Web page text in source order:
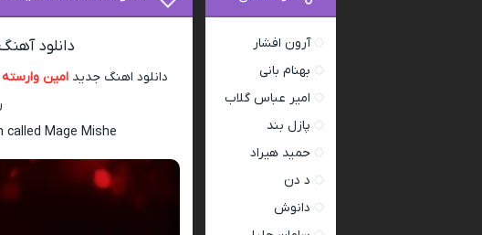
دانلود
دانلود اهنگ جدیدامین وارسته
called Mage Mishe
آرون افشار
بهنام بانی
امیر عباس گلاب
پازل بند
حمید هیراد
د دن
دانوش